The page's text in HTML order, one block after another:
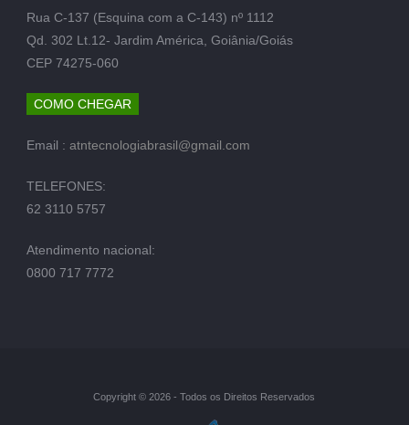
Rua C-137 (Esquina com a C-143) nº 1112
Qd. 302 Lt.12- Jardim América, Goiânia/Goiás
CEP 74275-060
COMO CHEGAR
Email : atntecnologiabrasil@gmail.com
TELEFONES:
62 3110 5757
Atendimento nacional:
0800 717 7772
Copyright © 2026 - Todos os Direitos Reservados